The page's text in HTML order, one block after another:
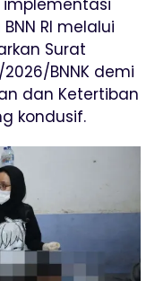
RI melalui
Surat
2026/BNNK demi
dan Ketertiban
kondusif.